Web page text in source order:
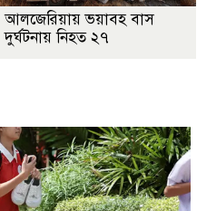
আলজেরিয়ায় ভয়াবহ বাস
দুর্ঘটনায় নিহত ২৭